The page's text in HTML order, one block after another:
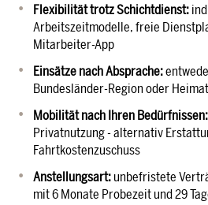
Flexibilität trotz Schichtdienst:
Arbeitszeitmodelle, freie
Mitarbeiter-App
Einsätze nach Absprache:
Bundesländer-Region oder
Mobilität nach Ihren Bedürfnissen:
Privatnutzung - alternativ
Fahrtkostenzuschuss
Anstellungsart: unbefristete
mit 6 Monate Probezeit und 29